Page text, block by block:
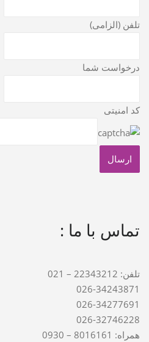
تلفن (الزامی)
درخواست شما
کد امنیتی
تماس با ما :
تلفن: 22343212 – 021
026-34243871
026-34277691
026-32746228
همراه: 8016161 – 0930